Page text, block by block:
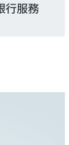
行服務